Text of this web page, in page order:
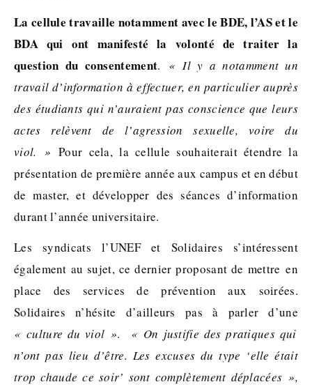
La cellule travaille notamment avec le BDE, l’AS et le
BDA qui ont manifesté la volonté de traiter la
question du consentement. « Il y a notamment un
travail d’information à effectuer, en particulier auprès
des étudiants qui n’auraient pas conscience que leurs
actes relèvent de l’agression sexuelle, voire du
viol. »Pour cela, la cellule souhaiterait étendre la
présentation de première année aux campus et en début
de master, et développer des séances d’information
durant l’année universitaire.
Les syndicats l’UNEF et Solidaires s’intéressent
également au sujet, ce dernier proposant de mettre en
place des services de prévention aux soirées.
Solidaires n’hésite d’ailleurs pas à parler d’une
« culture du viol ». « On justifie des pratiques qui
n’ont pas lieu d’être. Les excuses du type ‘elle était
trop chaude ce soir’ sont complètement déplacées »,